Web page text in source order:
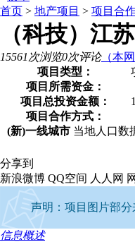
首页 > 地产项目 > 项目合
（科技）江
15561次浏览0次评论（本网
项目类型：
项目所需资金：
项目总投资金额：
项目合作方式：
(新)一线城市 当地人口数
分享到
新浪微博 QQ空间 人人网
声明：项目图片部
信息概述